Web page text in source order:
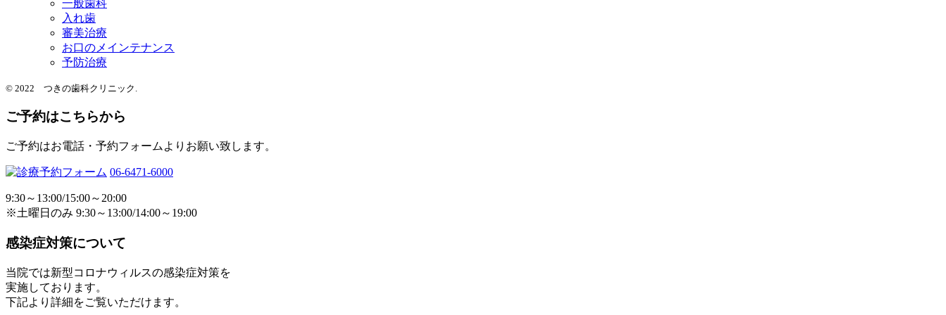
一般歯科
入れ歯
審美治療
お口のメインテナンス
予防治療
© 2022 つきの歯科クリニック.
ご予約はこちらから
ご予約はお電話・予約フォームよりお願い致します。
06-6471-6000
9:30～13:00/15:00～20:00
※土曜日のみ 9:30～13:00/14:00～19:00
感染症対策について
当院では新型コロナウィルスの感染症対策を
実施しております。
下記より詳細をご覧いただけます。